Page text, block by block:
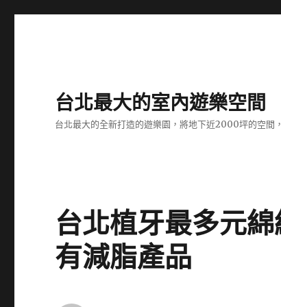
台北最大的室內遊樂空間
台北最大的全新打造的遊樂園，將地下近2000坪的空間
台北植牙最多元
有減脂產品